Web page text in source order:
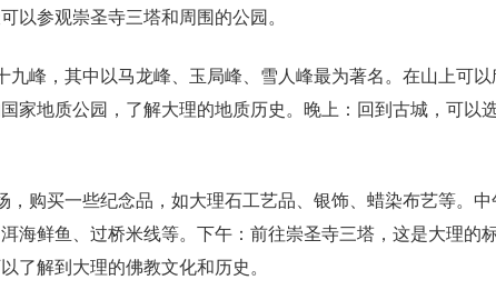
以参观崇圣寺三塔和周围的公园。
九峰，其中以马龙峰、玉局峰、雪人峰最为著名。在山上可
家地质公园，了解大理的地质历史。晚上：回到古城，可以
，购买一些纪念品，如大理石工艺品、银饰、蜡染布艺等。
海鲜鱼、过桥米线等。下午：前往崇圣寺三塔，这是大理的
了解到大理的佛教文化和历史。